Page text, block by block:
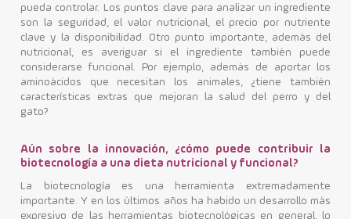
pueda controlar. Los puntos clave para analizar un ingrediente
son la seguridad, el valor nutricional, el precio por nutriente
clave y la disponibilidad. Otro punto importante, además del
nutricional, es averiguar si el ingrediente también puede
considerarse funcional. Por ejemplo, además de aportar los
aminoácidos que necesitan los animales, ¿tiene también
características extras que mejoran la salud del perro y del
gato?
Aún sobre la innovación, ¿cómo puede contribuir la
biotecnología a una dieta nutricional y funcional?
La biotecnología es una herramienta extremadamente
importante. Y en los últimos años ha habido un desarrollo más
expresivo de las herramientas biotecnológicas en general, lo